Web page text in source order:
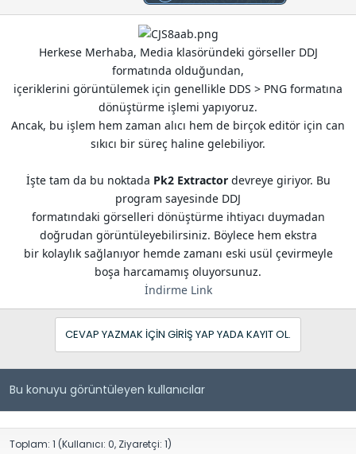
Herkese Merhaba, Media klasöründeki görseller DDJ
formatında olduğundan,
içeriklerini görüntülemek için genellikle DDS > PNG formatına
dönüştürme işlemi yapıyoruz.
Ancak, bu işlem hem zaman alıcı hem de birçok editör için can
sıkıcı bir süreç haline gelebiliyor.
İşte tam da bu noktada Pk2 Extractordevreye giriyor. Bu
program sayesinde DDJ
formatındaki görselleri dönüştürme ihtiyacı duymadan
doğrudan görüntüleyebilirsiniz. Böylece hem ekstra
bir kolaylık sağlanıyor hemde zamanı eski usül çevirmeyle
boşa harcamamış oluyorsunuz.
İndirme Link
CEVAP YAZMAK IÇIN GIRIŞ YAP YADA KAYIT OL.
Bu konuyu görüntüleyen kullanıcılar
Toplam: 1 (Kullanıcı: 0, Ziyaretçi: 1)